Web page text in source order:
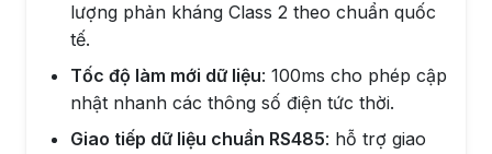
lượng phản kháng Class 2 theo chuẩn quốc
tế.
Tốc độ làm mới dữ liệu: 100ms cho phép cập
nhật nhanh các thông số điện tức thời.
Giao tiếp dữ liệu chuẩn RS485: hỗ trợ giao